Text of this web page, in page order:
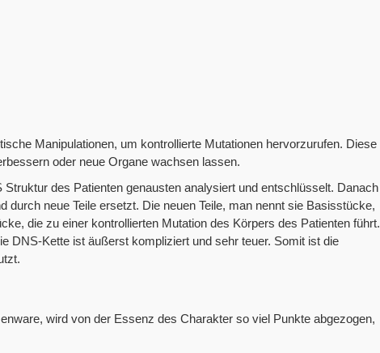
Manipulationen, um kontrollierte Mutationen hervorzurufen. Diese
oder neue Organe wachsen lassen.
des Patienten genausten analysiert und entschlüsselt. Danach
durch neue Teile ersetzt. Die neuen Teile, man nennt sie Basisstücke,
die zu einer kontrollierten Mutation des Körpers des Patienten führt.
DNS-Kette ist äußerst kompliziert und sehr teuer. Somit ist die
wird von der Essenz des Charakter so viel Punkte abgezogen,